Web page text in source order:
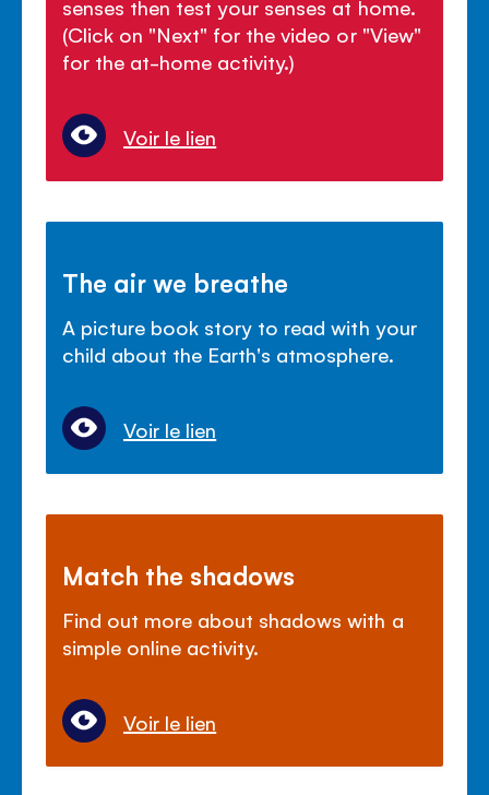
senses then test your senses at home.
(Click on "Next" for the video or "View"
for the at-home activity.)
Voir le lien
The air we breathe
A picture book story to read with your
child about the Earth's atmosphere.
Voir le lien
Match the shadows
Find out more about shadows with a
simple online activity.
Voir le lien